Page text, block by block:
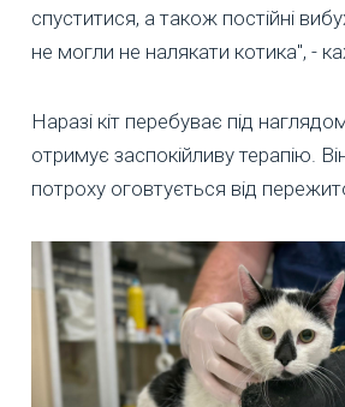
спуститися, а також постійні
не могли не налякати котика", -
Наразі кіт перебуває під
отримує заспокійливу терапію.
потроху оговтується від